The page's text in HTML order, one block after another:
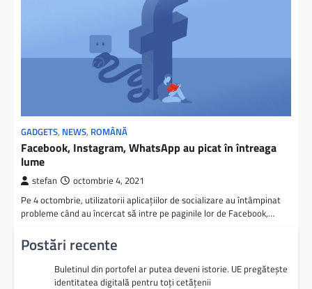
GADGETS, NEWS, ROMÂNĂ
Facebook, Instagram, WhatsApp au picat în întreaga
lume
stefan octombrie 4, 2021
Pe 4 octombrie, utilizatorii aplicaţiilor de socializare au întâmpinat
probleme când au încercat să intre pe paginile lor de Facebook,…
Postări recente
Buletinul din portofel ar putea deveni istorie. UE pregătește
identitatea digitală pentru toți cetățenii